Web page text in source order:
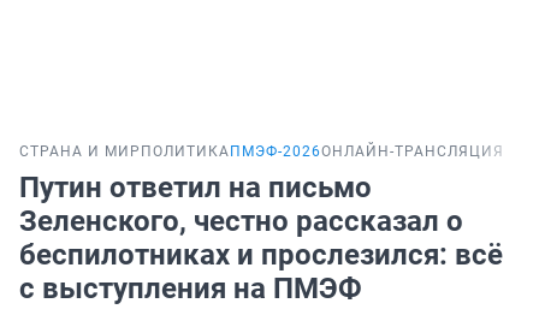
СТРАНА И МИР ПОЛИТИКА ПМЭФ-2026ОНЛАЙН-ТРАНСЛЯЦИЯ
Путин ответил на письмо
Зеленского, честно рассказал о
беспилотниках и прослезился: всё
с выступления на ПМЭФ